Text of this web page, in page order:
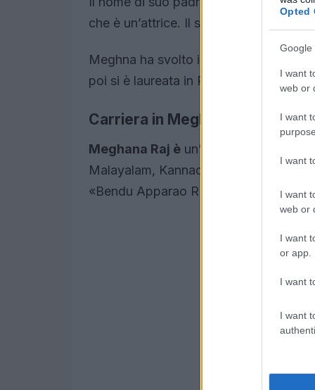
Opted
Google
I want
web or
I want
I want
I want
web or
I want
or app.
I want
I want
che è un’attrice. Il suo nome completo
Meghna ha svolto i suoi primi studi
poi si è laureata in Psicologia presso
Carriera in Meghana Raj
Meghana Raj è un’attrice
Malayalam, Kannada, Tamil e Telugu.
«Bendu Apparao RMP», uscito nel